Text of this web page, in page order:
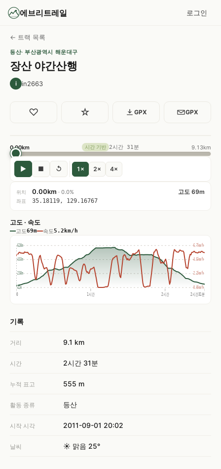
에브리트레일 로그인
← 트랙 목록
등산· 부산광역시 해운대구
장산 야간산행
i in2663
♡ ☆ GPX GPX
0.00km 시간 기반 2시간 31분 9.13km
▶ ■ ↺ 1× 2× 4×
위치 0.00km · 0.0% 고도 69m
좌표 35.18119, 129.16767
고도 · 속도
고도69m 속도5.2km/h
0 1시간 2시간 2시간31분
628m
433m
238m
42m
6.7km/h
4.5km/h
2.2km/h
0.0km/h
기록
거리 9.1 km
시간 2시간 31분
누적 표고 555 m
활동 종류 등산
시작 시각 2011-09-01 20:02
날씨 ☀️ 맑음 25°